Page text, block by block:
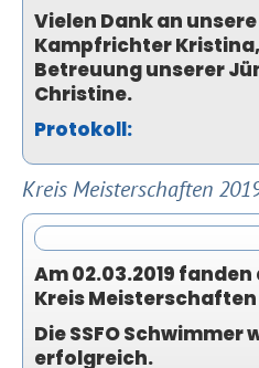
Vielen Dank an
Kampfrichter
Betreuung unserer
Christine.
Protokoll:
Kreis Meisterschaften
Am 02.03.2019
Kreis
Die SSFO Schwimmer
erfolgreich.